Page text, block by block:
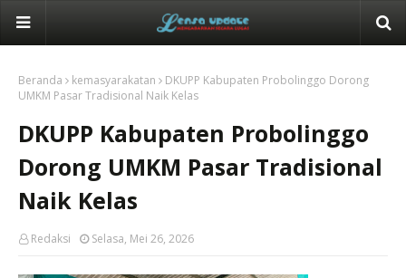
Beranda kemasyarakatan
DKUPP Kabupaten Probolinggo Dorong
UMKM Pasar Tradisional Naik Kelas
DKUPP Kabupaten Probolinggo
Dorong UMKM Pasar Tradisional
Naik Kelas
Redaksi Selasa, Mei 26, 2026